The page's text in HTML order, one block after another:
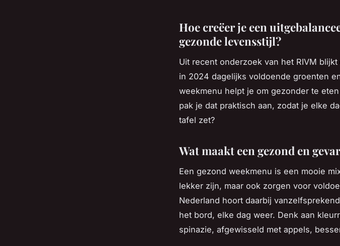
Hoe creëer je een
gezonde levensstijl?
Uit recent onderzoek van het RIVM
in 2024 dagelijks voldoende groenten
weekmenu helpt je om gezonder te
pak je dat praktisch aan, zodat je elke
tafel zet?
Wat maakt een gezond en
Een gezond weekmenu is een mooie
lekker zijn, maar ook zorgen voor
Nederland hoort daarbij
het bord, elke dag weer. Denk aan
spinazie, afgewisseld met appels,